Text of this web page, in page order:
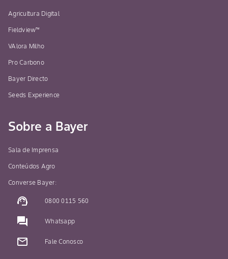
Agricultura Digital
Fieldview™
VAlora Milho
Pro Carbono
Bayer Directo
Seeds Experience
Sobre a Bayer
Sala de Imprensa
Conteúdos Agro
Converse Bayer:
support_agent 0800 0115 560
question_answer Whatsapp
mail_outline Fale Conosco